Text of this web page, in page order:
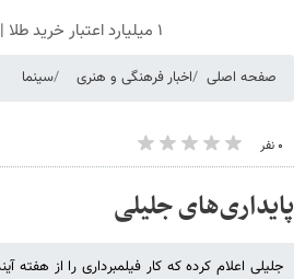
۱ میلیارد اعتبار خرید طلا | بدون ضامن و چک
صفحه اصلی اخبار فرهنگی و هنری سینما
۰ نفر
پایداری‌های جلیلی
جلیلی اعلام کرده که کار فیلمبرداری را از هفته